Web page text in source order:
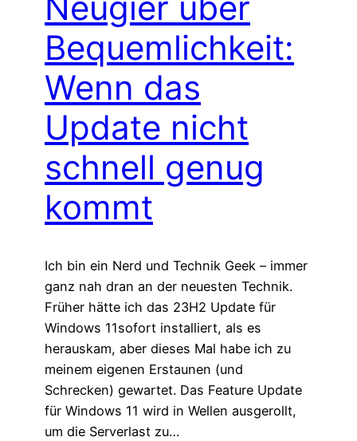
Bequemlichkeit:
Wenn das
Update nicht
schnell genug
kommt
Ich bin ein Nerd und Technik Geek – immer
ganz nah dran an der neuesten Technik.
Früher hätte ich das 23H2 Update für
Windows 11sofort installiert, als es
herauskam, aber dieses Mal habe ich zu
meinem eigenen Erstaunen (und
Schrecken) gewartet. Das Feature Update
für Windows 11 wird in Wellen ausgerollt,
um die Serverlast zu…